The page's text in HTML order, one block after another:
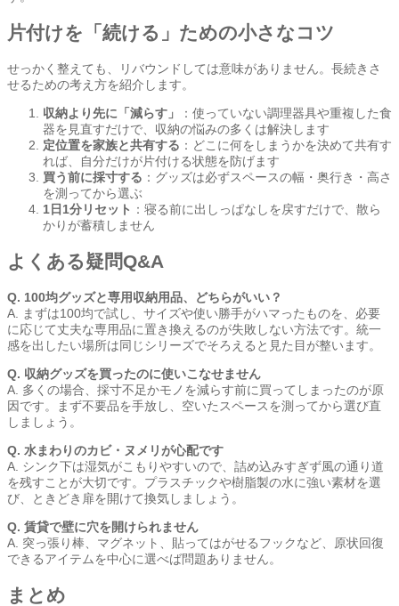
片付けを「続ける」ための小さなコツ
せっかく整えても、リバウンドしては意味がありません。長続きさ
せるための考え方を紹介します。
収納より先に「減らす」
：使っていない調理器具や重複した食
器を見直すだけで、収納の悩みの多くは解決します
定位置を家族と共有する ：どこに何をしまうかを決めて共有す
れば、自分だけが片付ける状態を防げます
買う前に採寸する ：グッズは必ずスペースの幅・奥行き・高さ
を測ってから選ぶ
1日1分リセット ：寝る前に出しっぱなしを戻すだけで、散ら
かりが蓄積しません
よくある疑問Q&A
Q. 100均グッズと専用収納用品、どちらがいい？
A. まずは100均で試し、サイズや使い勝手がハマったものを、必要
に応じて丈夫な専用品に置き換えるのが失敗しない方法です。統一
感を出したい場所は同じシリーズでそろえると見た目が整います。
Q. 収納グッズを買ったのに使いこなせません
A. 多くの場合、採寸不足かモノを減らす前に買ってしまったのが原
因です。まず不要品を手放し、空いたスペースを測ってから選び直
しましょう。
Q. 水まわりのカビ・ヌメリが心配です
A. シンク下は湿気がこもりやすいので、詰め込みすぎず風の通り道
を残すことが大切です。プラスチックや樹脂製の水に強い素材を選
び、ときどき扉を開けて換気しましょう。
Q. 賃貸で壁に穴を開けられません
A. 突っ張り棒、マグネット、貼ってはがせるフックなど、原状回復
できるアイテムを中心に選べば問題ありません。
まとめ